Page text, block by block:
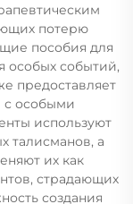
потерю
пособия для
особых событий,
предоставляет
с особыми
используют
талисманов, а
их как
страдающих
создания